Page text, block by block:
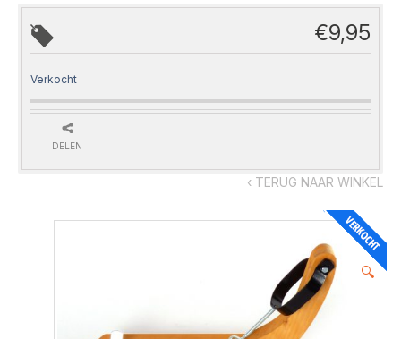
‹ TERUG NAAR WINKEL
🔍
€9,95
Verkocht
DELEN